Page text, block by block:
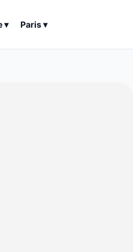
▾ Paris▾